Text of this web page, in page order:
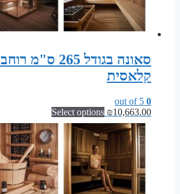
קלאסית
0
₪10,663.00
Select options